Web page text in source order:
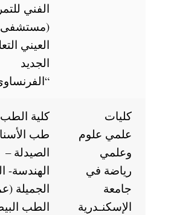
الفني للتمريض
(مستشفى القصر
العيني التعليمي
“الفرنساوي”).
علمي علوم
الإسكنـدرية
كلية الطب- كلية
طب الأسنان-
الهندسة- الفنون
الجميلة (عمارة) –
الطب البيطري-